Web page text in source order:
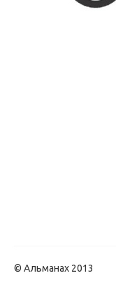
© Альманах 2013